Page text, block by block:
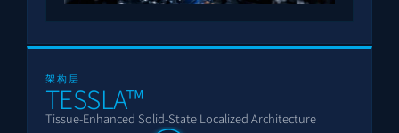
架构层
TESSLA™
Tissue-Enhanced Solid-State Localized Architecture